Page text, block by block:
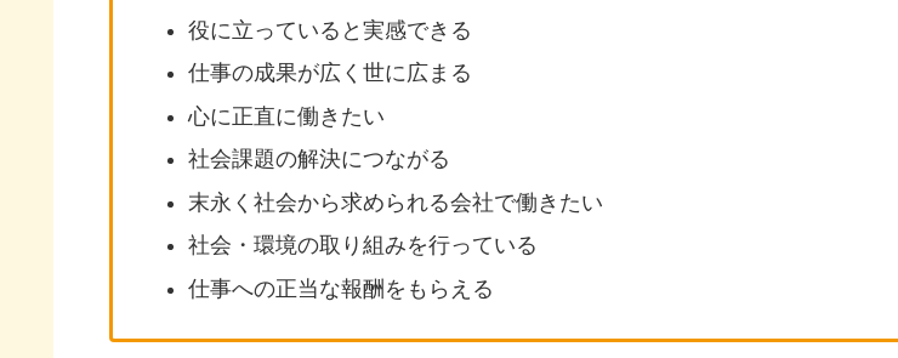
役に立っていると実感できる
仕事の成果が広く世に広まる
心に正直に働きたい
社会課題の解決につながる
末永く社会から求められる会社で働きたい
社会・環境の取り組みを行っている
仕事への正当な報酬をもらえる